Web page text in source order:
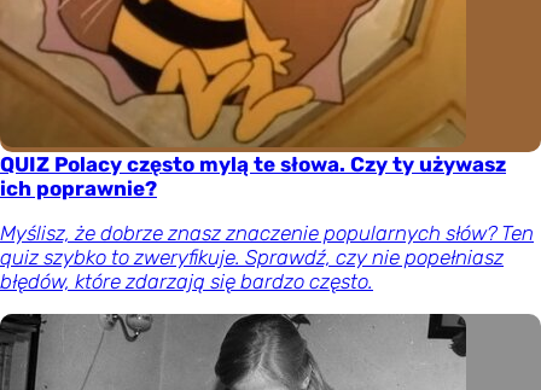
QUIZ Polacy często mylą te słowa. Czy ty używasz
ich poprawnie?
Myślisz, że dobrze znasz znaczenie popularnych słów? Ten
quiz szybko to zweryfikuje. Sprawdź, czy nie popełniasz
błędów, które zdarzają się bardzo często.